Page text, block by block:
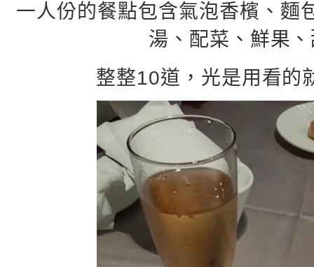
一人份的餐點包含氣泡香檳、麵
湯、配菜、鮮果
整整10道，光是用看的